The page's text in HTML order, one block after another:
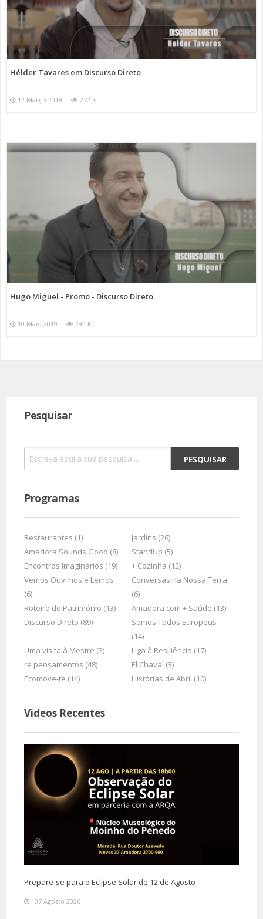
Hélder Tavares em Discurso Direto
12 Março 2019 272 K
Hugo Miguel - Promo - Discurso Direto
10 Maio 2019 294 K
Pesquisar
Programas
Restaurantes (1)
Jardins (26)
Amadora Sounds Good (8)
StandUp (5)
Encontros Imaginarios (19)
+ Cozinha (12)
Vemos Ouvimos e Lemos
(6)
Conversas na Nossa Terra
(6)
Roteiro do Património (13)
Amadora com + Saúde (13)
Discurso Direto (89)
Somos Todos Europeus
(14)
Uma visita à Mestre (3)
Liga à Resiliência (17)
re pensamentos (48)
El Chaval (3)
Ecomove-te (14)
Histórias de Abril (10)
Videos Recentes
Prepare-se para o Eclipse Solar de 12 de Agosto
07 Agosto 2026